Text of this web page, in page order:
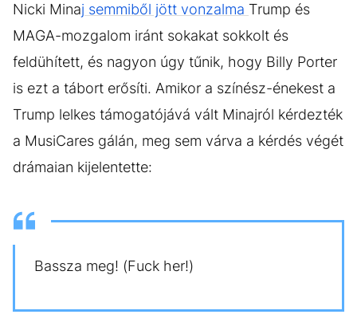
Nicki Minaj semmiből jött vonzalma Trump és
MAGA-mozgalom iránt sokakat sokkolt és
feldühített, és nagyon úgy tűnik, hogy Billy Porter
is ezt a tábort erősíti. Amikor a színész-énekest a
Trump lelkes támogatójává vált Minajról kérdezték
a MusiCares gálán, meg sem várva a kérdés végét
drámaian kijelentette:
Bassza meg! (Fuck her!)